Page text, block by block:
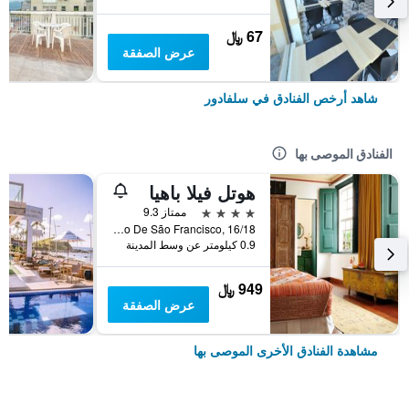
67 ﷼
عرض الصفقة
شاهد أرخص الفنادق في سلفادور
الفنادق الموصى بها
هوتل فيلا باهيا
4 نجوم
ممتاز 9.3
Largo Do Cruzeiro De São Francisco, 16/18, سلفادور, البرازيل
0.9 كيلومتر عن وسط المدينة
949 ﷼
عرض الصفقة
مشاهدة الفنادق الأخرى الموصى بها